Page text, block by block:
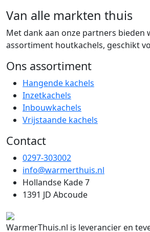
Van alle markten thuis
Met dank aan onze partners bieden
assortiment houtkachels, geschikt
Ons assortiment
Hangende kachels
Inzetkachels
Inbouwkachels
Vrijstaande kachels
Contact
0297-303002
info@warmerthuis.nl
Hollandse Kade 7
1391 JD Abcoude
WarmerThuis.nl is leverancier en